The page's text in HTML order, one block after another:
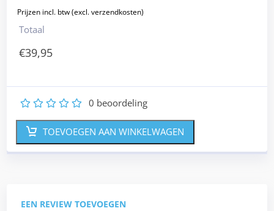
Totaal
€39,95
5
4
3
2 0 beoordeling
TOEVOEGEN AAN WINKELWAGEN
EEN REVIEW TOEVOEGEN